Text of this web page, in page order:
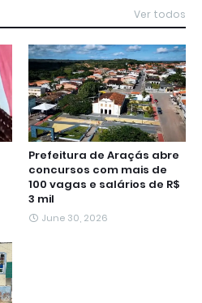
Ver todos
Prefeitura de Araçás abre
concursos com mais de
100 vagas e salários de R$
3 mil
June 30, 2026